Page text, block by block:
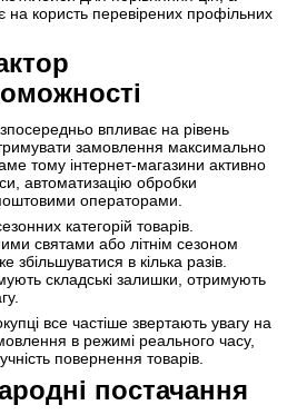
користь перевірених профільних
впливає на рівень
замовлення максимально
тому інтернет-магазини активно
автоматизацію обробки
операторами.
категорій товарів.
святами або літнім сезоном
в кілька разів.
складські залишки, отримують
все частіше звертають увагу на
в режимі реального часу,
повернення товарів.
постачання